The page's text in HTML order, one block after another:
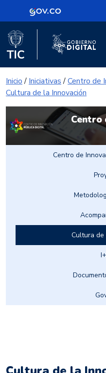
Logo
PortalLogo del Ministerio TIC
Inicio/ Iniciativas/Centro de
Cultura de la Innovación
Centro
Centro de
Cultura de